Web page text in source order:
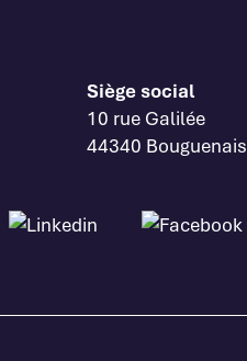
Siège social
10 rue Galilée
44340 Bouguenais